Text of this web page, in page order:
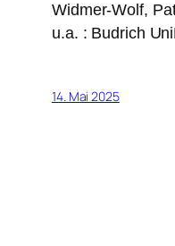
Widmer-Wolf,
u.a. : Budrich
14. Mai 2025